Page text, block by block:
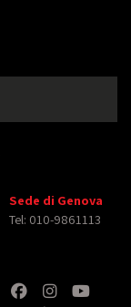
Sede di Genova
Tel: 010-9861113